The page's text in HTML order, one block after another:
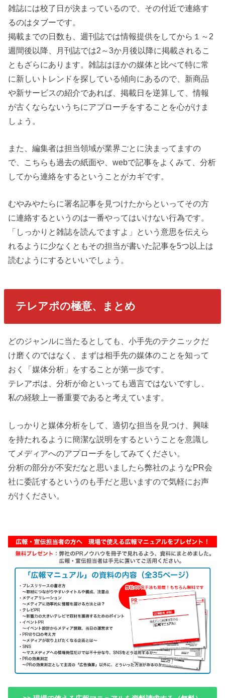
雑誌には校了日が決まっているので、その付近で連絡す
るのはタブーです。
掲載までの日数も、週刊誌では情報提供をしてから１～2
週間後以降、月刊誌では2～3か月後以降に掲載されるこ
ともざらにあります。雑誌はほかの媒体と比べて特に常
に新しいトレンドを探している傾向にあるので、新商品
や新サービスの紹介であれば、掲載日を逆算して、情報
が古くならないうちにアプローチをすることを心がけま
しょう。
また、編集者は担当領域が業界ごとに決まってますの
で、こちらも過去の紙面や、webで記事をよくみて、分析
してから連絡をするということがカギです。
むやみやたらに署名記事を見つけたからといってその方
に連絡するというのは一番やってはいけない行為です。
「しっかりと雑誌を読んでますよ」という意思を伝えら
れるように少なくともその担当が書いた記事を5つ以上は
読むようにするといいでしょう。
テレアポの極意、まとめ
どのジャンルに当たるとしても、小手先のテクニックだ
け磨くのではなく、まずは相手先の媒体のことを知って
おく「媒体分析」をすることが第一歩です。
テレアポは、分析が命といっても過言ではないですし、
私の経験上一番重要であると考えています。
しっかりと媒体分析をして、適切な担当を見つけ、興味
を持たれるように簡潔な説明をするということを意識し
てメディアへのアプローチをしてみてください。
分析の部分が不安だなと思いましたら弊社のようなPR会
社に委託するというのも手だと思いますので気軽にお声
がけください。